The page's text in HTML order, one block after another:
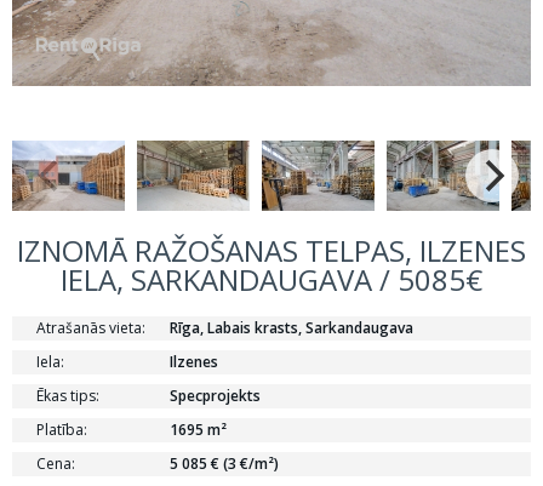
IZNOMĀ RAŽOŠANAS TELPAS, ILZENES
IELA, SARKANDAUGAVA / 5085€
Atrašanās vieta:
Rīga, Labais krasts, Sarkandaugava
Iela:
Ilzenes
Ēkas tips:
Specprojekts
Platība:
1695 m²
Cena:
5 085 € (3 €/m²)